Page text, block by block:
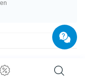
erbjuda (t.ex. Amethyst